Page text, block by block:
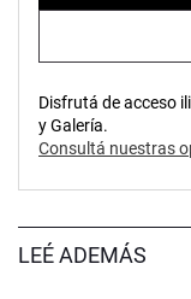
Disfrutá de acceso
y Galería.
Consultá nuestras
LEÉ ADEMÁS